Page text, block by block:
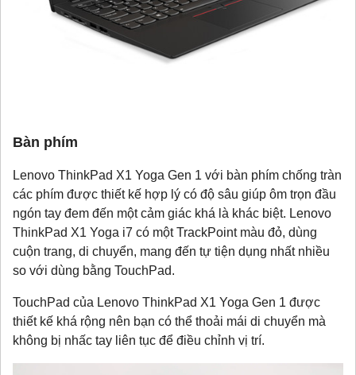
Bàn phím
Lenovo ThinkPad X1 Yoga Gen 1 với bàn phím chống tràn
các phím được thiết kế hợp lý có độ sâu giúp ôm trọn đầu
ngón tay đem đến một cảm giác khá là khác biệt. Lenovo
ThinkPad X1 Yoga i7 có một TrackPoint màu đỏ, dùng
cuộn trang, di chuyển, mang đến tự tiện dụng nhất nhiều
so với dùng bằng TouchPad.
TouchPad của Lenovo ThinkPad X1 Yoga Gen 1 được
thiết kế khá rộng nên bạn có thể thoải mái di chuyển mà
không bị nhấc tay liên tục để điều chỉnh vị trí.